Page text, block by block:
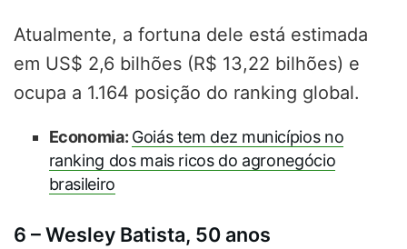
Atualmente, a fortuna dele está estimada
em US$ 2,6 bilhões (R$ 13,22 bilhões) e
ocupa a 1.164 posição do ranking global.
Economia: Goiás tem dez municípios no
ranking dos mais ricos do agronegócio
brasileiro
6 – Wesley Batista, 50 anos